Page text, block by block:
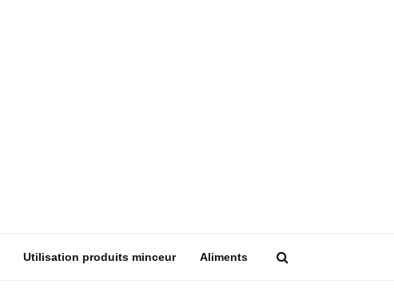
Utilisation produits minceur Aliments